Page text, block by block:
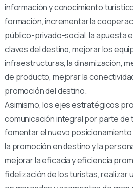
información y conocimiento
formación, incrementar la
público-privado-social, la apuesta
claves del destino, mejorar los
infraestructuras, la dinamización,
de producto, mejorar la
promoción del destino.
Asimismo, los ejes estratégicos
comunicación integral por parte de
fomentar el nuevo
la promoción en destino y la
mejorar la eficacia y eficiencia
fidelización de los turistas, realizar